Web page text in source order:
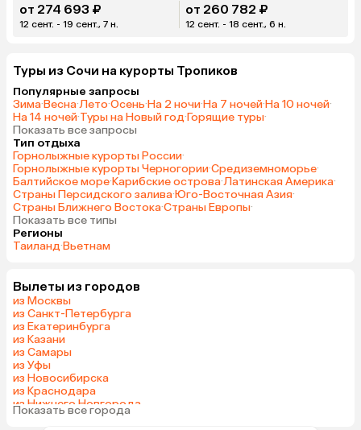
от 274 693 ₽
12 сент. - 19 сент., 7 н.
от 260 782 ₽
12 сент. - 18 сент., 6 н.
Туры из Сочи на курорты Тропиков
Популярные запросы
Зима·Весна·Лето·Осень·На 2 ночи·На 7 ночей·На 10 ночей·
На 14 ночей·Туры на Новый год·Горящие туры·
Показать все запросы
Тип отдыха
Горнолыжные курорты России·
Горнолыжные курорты Черногории·Средиземноморье·
Балтийское море·Карибские острова·Латинская Америка·
Страны Персидского залива·Юго-Восточная Азия·
Страны Ближнего Востока·Страны Европы·
Показать все типы
Регионы
Таиланд·Вьетнам
Вылеты из городов
из Москвы
из Санкт-Петербурга
из Екатеринбурга
из Казани
из Самары
из Уфы
из Новосибирска
из Краснодара
из Нижнего Новгорода
из Перми
Показать все города